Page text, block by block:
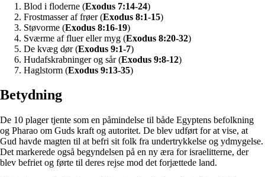
Blod i floderne (Exodus 7:14-24)
Frostmasser af frøer (Exodus 8:1-15)
Støvorme (Exodus 8:16-19)
Sværme af fluer eller myg (Exodus 8:20-32)
De kvæg dør (Exodus 9:1-7)
Hudafskrabninger og sår (Exodus 9:8-12)
Haglstorm (Exodus 9:13-35)
Betydning
De 10 plager tjente som en påmindelse til både Egyptens befolkning
og Pharao om Guds kraft og autoritet. De blev udført for at vise, at
Gud havde magten til at befri sit folk fra undertrykkelse og ydmygelse.
Det markerede også begyndelsen på en ny æra for israelitterne, der
blev befriet og førte til deres rejse mod det forjættede land.